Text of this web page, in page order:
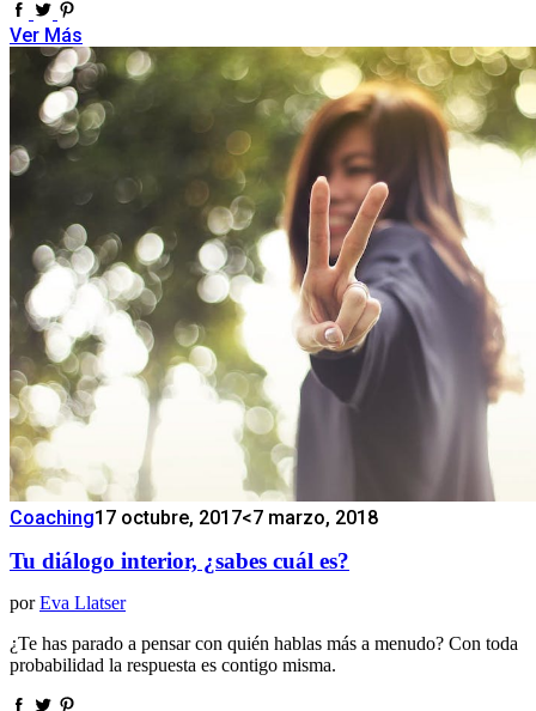
Ver Más
Coaching17 octubre, 2017<7 marzo, 2018
Tu diálogo interior, ¿sabes cuál es?
por Eva Llatser
¿Te has parado a pensar con quién hablas más a menudo? Con toda
probabilidad la respuesta es contigo misma.